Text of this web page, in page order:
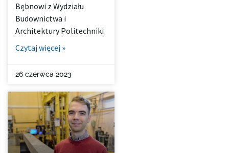
Bębnowi z Wydziału
Budownictwa i
Architektury Politechniki
Czytaj więcej »
26 czerwca 2023